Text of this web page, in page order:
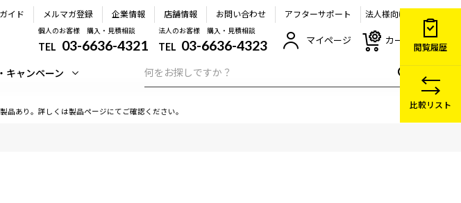
イド メルマガ登録 企業情報 店舗情報 お問い合わせ アフターサポート 法人様向け
個人のお客様 購入・見積相談
TEL 03-6636-4321
法人のお客様 購入・見積相談
TEL 03-6636-4323 マイページ カート
キャンペーン
品あり。詳しくは製品ページにてご確認ください。
閲覧履歴
比較リスト